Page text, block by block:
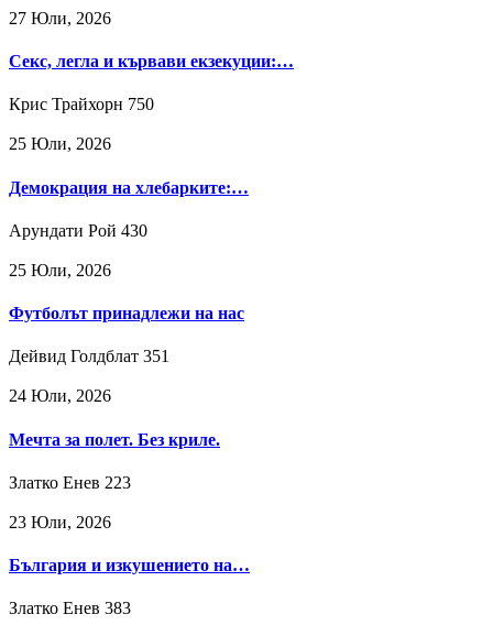
27 Юли, 2026
Секс, легла и кървави екзекуции:…
Крис Трайхорн 750
25 Юли, 2026
Демокрация на хлебарките:…
Арундати Рой 430
25 Юли, 2026
Футболът принадлежи на нас
Дейвид Голдблат 351
24 Юли, 2026
Мечта за полет. Без криле.
Златко Енев 223
23 Юли, 2026
България и изкушението на…
Златко Енев 383